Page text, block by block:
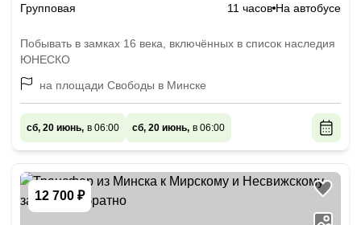
Групповая 11 часов На автобусе
Побывать в замках 16 века, включённых в список наследия
ЮНЕСКО
на площади Свободы в Минске
сб, 20 июнь, в 06:00 сб, 20 июнь, в 06:00
12 700 ₽